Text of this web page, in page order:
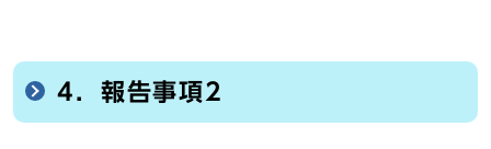
4．報告事項2